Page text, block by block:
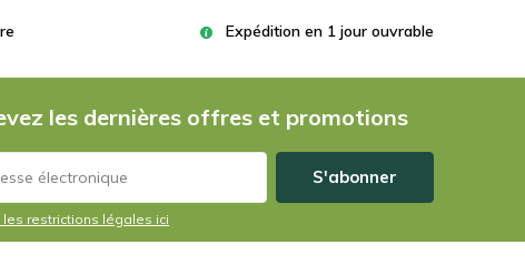
Expédition en 1 jour ouvrable
les dernières offres et promotions
S'abonner
les restrictions légales ici